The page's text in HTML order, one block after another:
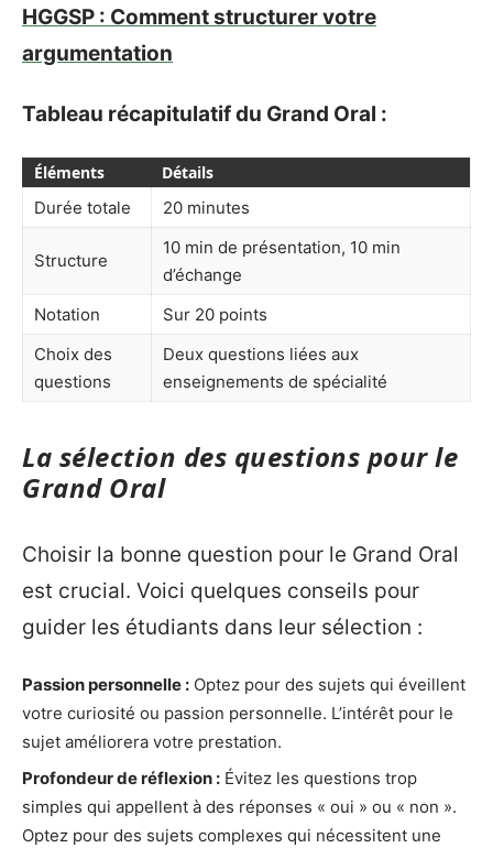
HGGSP : Comment structurer votre
argumentation
Tableau récapitulatif du Grand Oral :
Éléments
Détails
Durée totale
20 minutes
Structure
10 min de présentation, 10 min
d’échange
Notation
Sur 20 points
Choix des
questions
Deux questions liées aux
enseignements de spécialité
La sélection des questions pour le
Grand Oral
Choisir la bonne question pour le Grand Oral
est crucial. Voici quelques conseils pour
guider les étudiants dans leur sélection :
Passion personnelle : Optez pour des sujets qui éveillent
votre curiosité ou passion personnelle. L’intérêt pour le
sujet améliorera votre prestation.
Profondeur de réflexion : Évitez les questions trop
simples qui appellent à des réponses « oui » ou « non ».
Optez pour des sujets complexes qui nécessitent une